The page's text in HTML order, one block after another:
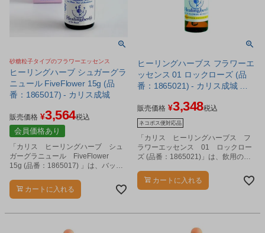
砂糖粒子タイプのフラワーエッセンス
ヒーリングハーブ シュガーグラ
ニュール FiveFlower 15g (品
番：1865017) - カリス成城
販売価格 ¥3,564税込
会員価格あり
「カリス ヒーリングハーブ シュ
ガーグラニュール FiveFlower
15g (品番：1865017) 」は、バッチ
ョ糖に染み込ませ、飽和処理された
ノンアルコールの微粒子状グラニュ
カートに入れる
ヒーリングハーブス フラワーエ
ッセンス 01 ロックローズ (品
番：1865021) - カリス成城 ※
販売価格 ¥3,348税込
ネコポス便対応品
「カリス ヒーリングハーブス フ
ラワーエッセンス 01 ロックロー
ズ (品番：1865021)」は、飲用のフ
カートに入れる